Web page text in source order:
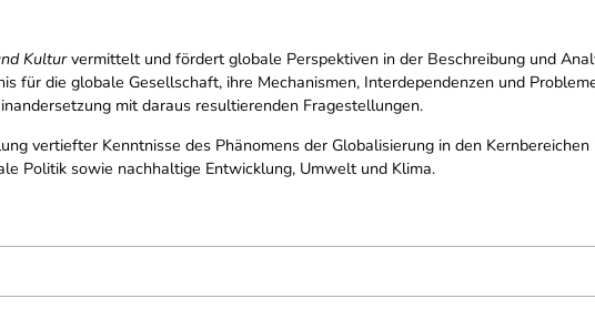
Kulturvermittelt und fördert globale Perspektiven in der Beschreibung und
für die globale Gesellschaft, ihre Mechanismen, Interdependenzen und
mit daraus resultierenden Fragestellungen.
vertiefter Kenntnisse des Phänomens der Globalisierung in den
Politik sowie nachhaltige Entwicklung, Umwelt und Klima.